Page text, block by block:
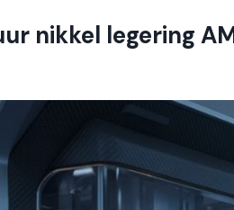
nikkel legering